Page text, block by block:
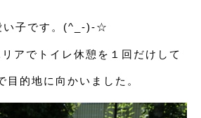
い子です。(^_-)-☆
アでトイレ休憩を１回だけして
目的地に向かいました。